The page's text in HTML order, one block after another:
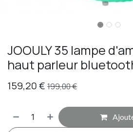
JOOULY 35 lampe
haut parleur
159,20€ 199,00€